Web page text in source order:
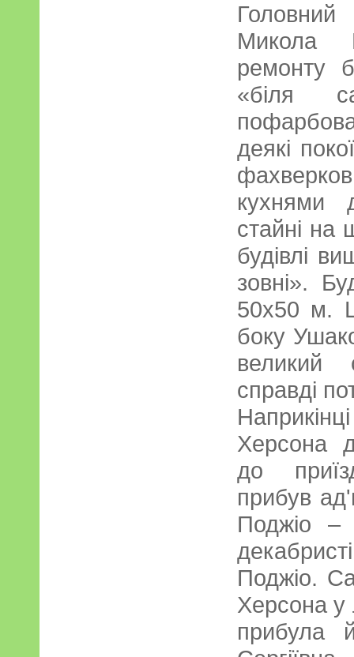
Микола
ремонту
«біля
деякі
кухнями
стайні на
будівлі
зовні».
50х50 м.
боку
великий
справді
Херсона
до
прибув
Поджіо –
Поджіо.
Херсона
прибула